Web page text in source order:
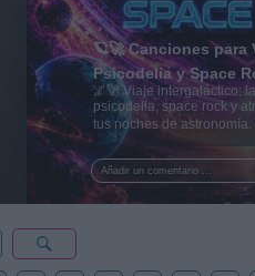
Añadir un comentario ...
🪐🚀 Canciones para
Psicodelia y Space
🌌🚀 Viaje intergaláctico:
psicodelia, space rock y
tus noches de
al firmamento y siente la
esta colección para tu
✨⭐